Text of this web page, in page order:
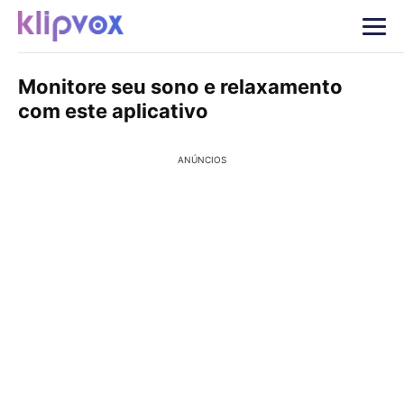
Monitore seu sono e relaxamento
com este aplicativo
ANÚNCIOS